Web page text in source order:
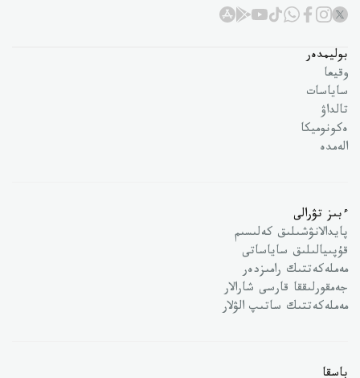
بوليمدەر
وقيعا
ساياسات
تالداۋ
ەكونوميكا
الەمدە
ءبىز تۋرالى
پايدالانۋشىلىق كەلىسىم
قۇپىيالىلىق ساياساتى
مەملەكەتتىك رامىزدەر
جەمقورلىققا قارسى شارالار
مەملەكەتتىك ساتىپ الۋلار